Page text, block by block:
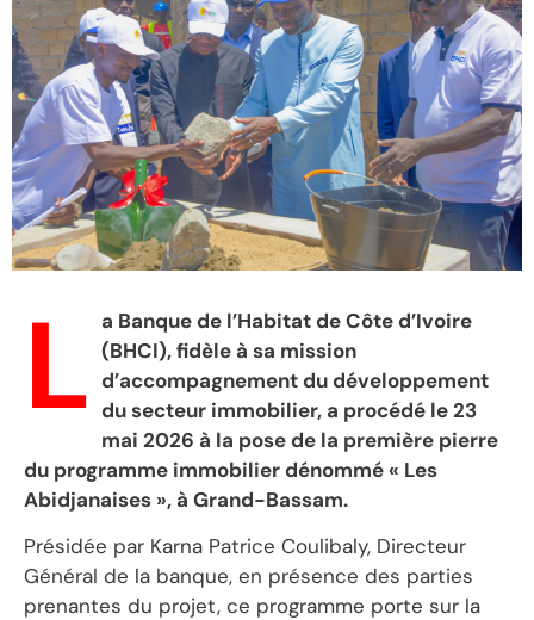
L a Banque de l’Habitat de Côte d’Ivoire
(BHCI), fidèle à sa mission
d’accompagnement du développement
du secteur immobilier, a procédé le 23
mai 2026 à la pose de la première pierre
du programme immobilier dénommé « Les
Abidjanaises », à Grand-Bassam.
Présidée par Karna Patrice Coulibaly, Directeur
Général de la banque, en présence des parties
prenantes du projet, ce programme porte sur la